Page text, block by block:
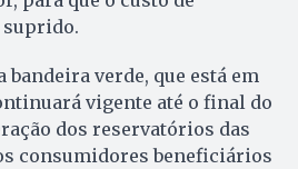
suprido.
bandeira verde, que está em
vigente até o final do
dos reservatórios das
consumidores beneficiários